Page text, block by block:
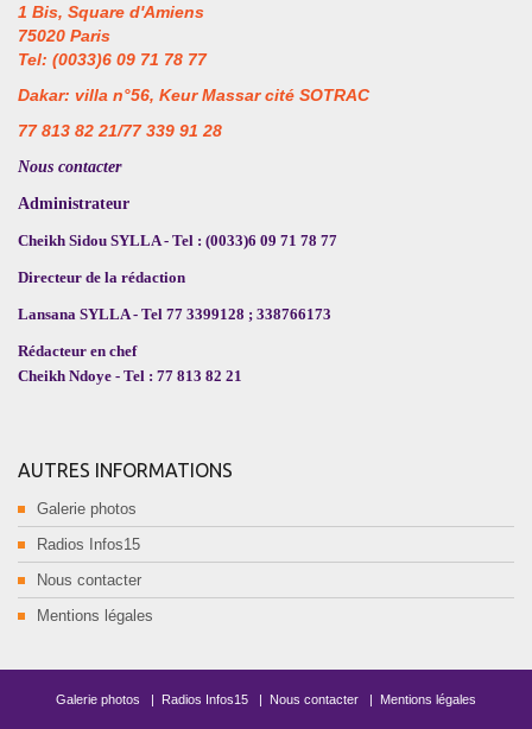
1 Bis, Square d'Amiens
75020 Paris
Tel: (0033)6 09 71 78 77
Dakar: villa n°56, Keur Massar cité SOTRAC
77 813 82 21/77 339 91 28
Nous contacter
Administrateur
Cheikh Sidou SYLLA - Tel : (0033)6 09 71 78 77
Directeur de la rédaction
Lansana SYLLA - Tel 77 3399128 ; 338766173
Rédacteur en chef
Cheikh Ndoye - Tel : 77 813 82 21
AUTRES INFORMATIONS
Galerie photos
Radios Infos15
Nous contacter
Mentions légales
Galerie photos | Radios Infos15 | Nous contacter | Mentions légales